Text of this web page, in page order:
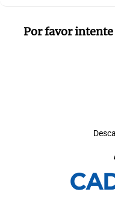
Por favor intente